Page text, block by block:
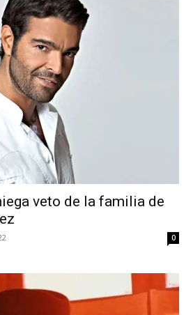
veto de la familia de
0